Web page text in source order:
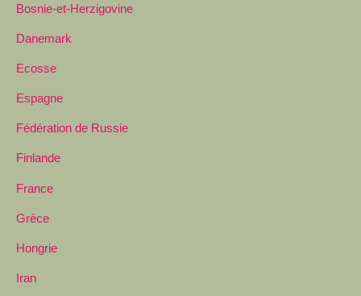
Bosnie-et-Herzigovine
Danemark
Ecosse
Espagne
Fédération de Russie
Finlande
France
Grèce
Hongrie
Iran